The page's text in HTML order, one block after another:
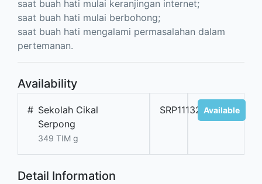
saat buah hati mulai keranjingan internet;
saat buah hati mulai berbohong;
saat buah hati mengalami permasalahan dalam
pertemanan.
Availability
# Sekolah Cikal
Serpong
349 TIM g
SRP11132LAvailable
Detail Information